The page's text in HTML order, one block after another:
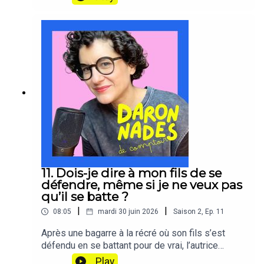
plus tard, ce qui la pousse à interroger pourquoi
cette anticipation permanente semble n’habiter
qu’elle dans son couple.L’épisode distingue la
charge cognitive de planification et la charge
émotionnelle de responsabilité affective de toute
la famille, retrace la popularisation du concept de
charge mentale par la bande dessinée d’Emma en
2017, et explore comment la difficulté à déléguer
peut elle-même entretenir le cercle qu’on dit
vouloir briser.
11. Dois-je dire à mon fils de se
défendre, même si je ne veux pas
qu’il se batte ?
08:05 mardi 30 juin 2026 Saison 2, Ep. 11
Après une bagarre à la récré où son fils s’est
défendu en se battant pour de vrai, l’autrice
raconte avoir réalisé qu’elle lui adressait depuis